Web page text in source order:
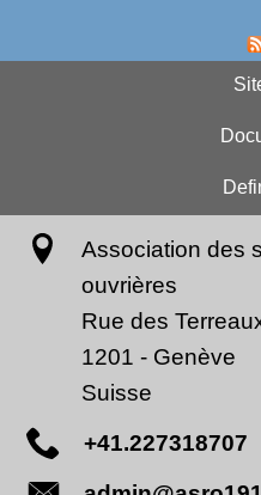
Association des
ouvrières
Rue des
1201 - Genève
Suisse
+41.227318707